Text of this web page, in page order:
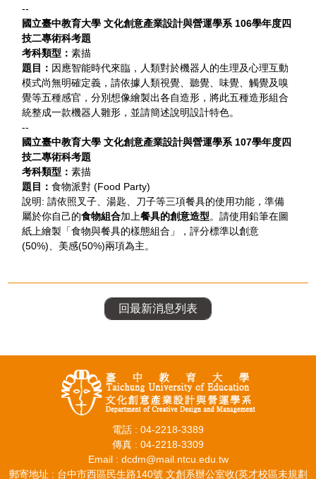
--
國立臺中教育大學 文化創意產業設計與營運學系 106學年度四
技二專術科考題
考科類型：素描
題目： 因應智能時代來臨，人類對於機器人的生理及心理互動
模式尚無明確定義，請依據人類視覺、聽覺、味覺、觸覺及嗅
覺等五種感官，分別想像繪製出各自造形，將此五種造形組合
統整成一款機器人雛形，並請簡述說明設計特色。
--
國立臺中教育大學 文化創意產業設計與營運學系 107學年度四
技二專術科考題
考科類型：素描
題目：食物派對 (Food Party)
說明: 請依照叉子、湯匙、刀子等三項餐具的使用功能，準備
屬於你自己的食物組合加上餐具的創意造型。請使用鉛筆在圖
紙上繪製「食物與餐具的樣態組合」，評分標準以創意
(50%)、美感(50%)兩項為主。
回最新消息列表
電話 : 04-2218-3389
傳真 : 04-2218-3309
Email : dcdm@mail.ntcu.edu.tw
郵寄地址 : 台中市西區民生路140號 文創系辦公室收(英才校區未規劃